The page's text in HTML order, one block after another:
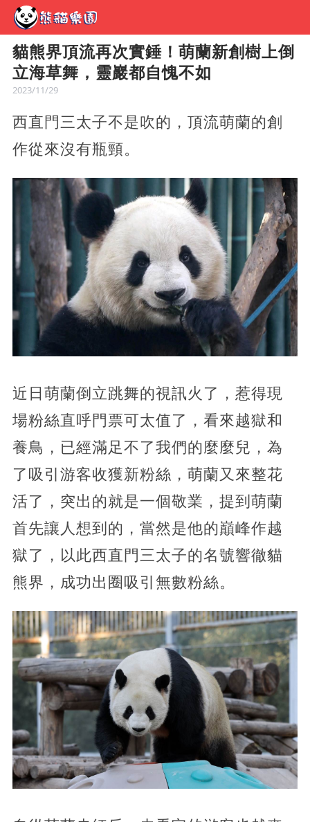
貓熊界頂流再次實錘！萌蘭新創樹上倒
立海草舞，靈巖都自愧不如
2023/11/29
西直門三太子不是吹的，頂流萌蘭的創
作從來沒有瓶頸。
近日萌蘭倒立跳舞的視訊火了，惹得現
場粉絲直呼門票可太值了，看來越獄和
養鳥，已經滿足不了我們的麼麼兒，為
了吸引游客收獲新粉絲，萌蘭又來整花
活了，突出的就是一個敬業，提到萌蘭
首先讓人想到的，當然是他的巔峰作越
獄了，以此西直門三太子的名號響徹貓
熊界，成功出圈吸引無數粉絲。